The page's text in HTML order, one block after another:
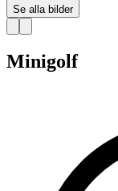
Se alla bilder
Minigolf